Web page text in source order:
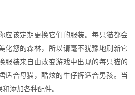
应该定期更换它们的服装。每只猫都会
化您的森林，所以请毫不犹豫地刷新它
服装来自由改变游戏中出现的每只猫的
适合母猫，酷炫的牛仔裤适合男孩。当
添加各种配件。